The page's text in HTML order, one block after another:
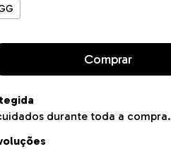
durante toda a compra.